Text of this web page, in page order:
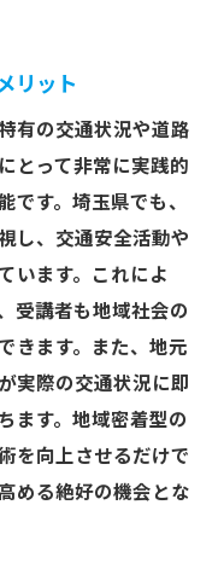
するポイント
ための注意点
極める基準
確認
い教習所の選び
県でスムーズな教
使い方とその利
リット
有の交通状況や道路
とって非常に実践的
です。埼玉県でも、
し、交通安全活動や
います。これによ
受講者も地域社会の
きます。また、地元
実際の交通状況に即
ます。地域密着型の
を向上させるだけで
める絶好の機会とな